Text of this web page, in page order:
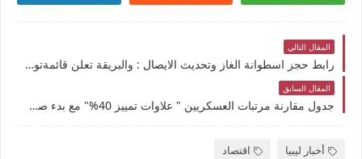
المقال التالي
رابط حجز اسطوانة الغاز وتحديث الايصال : والبريقة تعلن قائمةتوزيع أسطوانات الغاز اليوم (6 يوليو 2026)
المقال السابق
جدول مقارنة مرتبات العسكريين " علاوات تمييز 40%" مع بدء صرف مرتبات منتسبي قوات "القيادة العامة" لشهر يونيو (7) بالزيادة الجديدة
أخبار ليبيا اقتصاد